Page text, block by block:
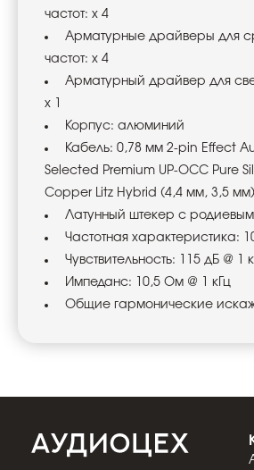
частот: x 4
Арматурные драйверы для
частот: x 4
Арматурный драйвер для
x 1
Корпус: алюминий
Кабель: 0,78 мм 2-pin Effect
Selected Premium UP-OCC Pure
Copper Litz Hybrid (4,4 мм, 3,5 мм)
Латунный штекер с
Частотная характеристика:
Чувствительность: 115 дБ @ 1
Импеданс: 10,5 Ом @ 1 кГц
Общие гармонические